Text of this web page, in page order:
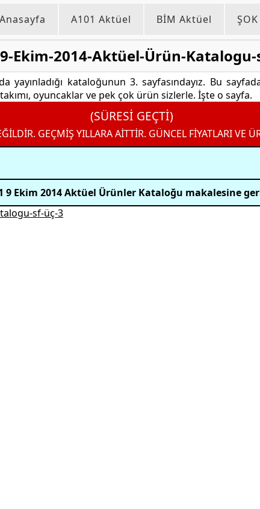
Anasayfa A101 Aktüel BİM Aktüel
Ekim-2014-Aktüel-Ürün-Katalogu-
yayınladığı kataloğunun 3. sayfasındayız. Bu
oyuncaklar ve pek çok ürün sizlerle. İşte o sayfa.
(SÜRESİ GEÇTİ)
GEÇMİŞ YILLARA AİTTİR. GÜNCEL FİYATLARI VE
9 Ekim 2014 Aktüel Ürünler Kataloğu makalesine